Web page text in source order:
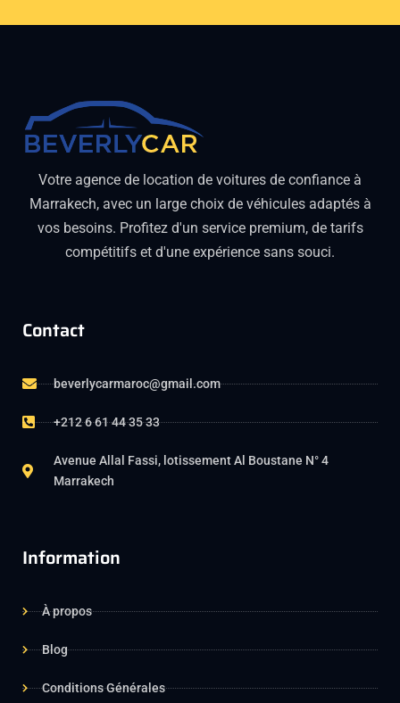
Votre agence de location de voitures de confiance à
Marrakech, avec un large choix de véhicules adaptés à
vos besoins. Profitez d'un service premium, de tarifs
compétitifs et d'une expérience sans souci.
Contact
beverlycarmaroc@gmail.com
+212 6 61 44 35 33
Avenue Allal Fassi, lotissement Al Boustane N° 4
Marrakech
Information
À propos
Blog
Conditions Générales